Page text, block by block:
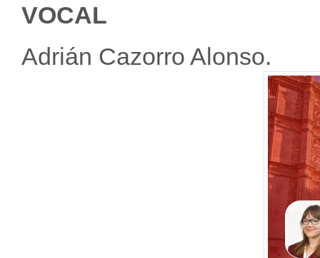
VOCAL
Adrián Cazorro Alonso.